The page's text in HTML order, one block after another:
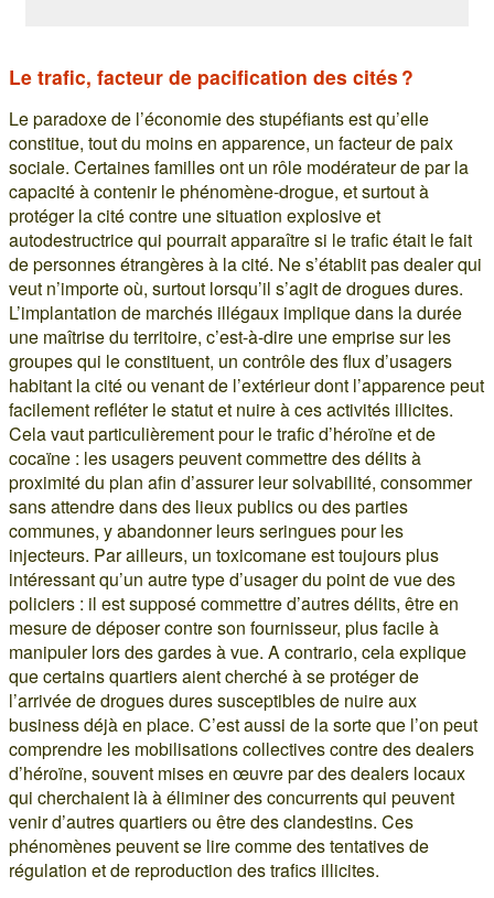
Le trafic, facteur de pacification des cités ?
Le paradoxe de l’économie des stupéfiants est qu’elle
constitue, tout du moins en apparence, un facteur de paix
sociale. Certaines familles ont un rôle modérateur de par la
capacité à contenir le phénomène-drogue, et surtout à
protéger la cité contre une situation explosive et
autodestructrice qui pourrait apparaître si le trafic était le fait
de personnes étrangères à la cité. Ne s’établit pas dealer qui
veut n’importe où, surtout lorsqu’il s’agit de drogues dures.
L’implantation de marchés illégaux implique dans la durée
une maîtrise du territoire, c’est-à-dire une emprise sur les
groupes qui le constituent, un contrôle des flux d’usagers
habitant la cité ou venant de l’extérieur dont l’apparence peut
facilement refléter le statut et nuire à ces activités illicites.
Cela vaut particulièrement pour le trafic d’héroïne et de
cocaïne : les usagers peuvent commettre des délits à
proximité du plan afin d’assurer leur solvabilité, consommer
sans attendre dans des lieux publics ou des parties
communes, y abandonner leurs seringues pour les
injecteurs. Par ailleurs, un toxicomane est toujours plus
intéressant qu’un autre type d’usager du point de vue des
policiers : il est supposé commettre d’autres délits, être en
mesure de déposer contre son fournisseur, plus facile à
manipuler lors des gardes à vue. A contrario, cela explique
que certains quartiers aient cherché à se protéger de
l’arrivée de drogues dures susceptibles de nuire aux
business déjà en place. C’est aussi de la sorte que l’on peut
comprendre les mobilisations collectives contre des dealers
d’héroïne, souvent mises en œuvre par des dealers locaux
qui cherchaient là à éliminer des concurrents qui peuvent
venir d’autres quartiers ou être des clandestins. Ces
phénomènes peuvent se lire comme des tentatives de
régulation et de reproduction des trafics illicites.